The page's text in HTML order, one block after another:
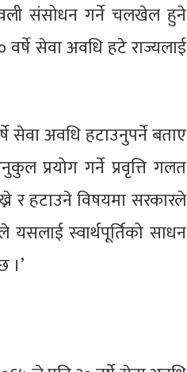
संसोधन गर्ने चलखेल हुने
सेवा अवधि हटे राज्यलाई
सेवा अवधि हटाउनुपर्ने बताए
प्रयोग गर्ने प्रवृत्ति गलत
र हटाउने विषयमा सरकारले
स्वार्थपूर्तिको साधन
।’